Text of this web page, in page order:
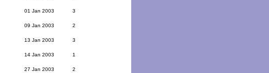
01 Jan 2003 3
09 Jan 2003 2
13 Jan 2003 3
14 Jan 2003 1
27 Jan 2003 2